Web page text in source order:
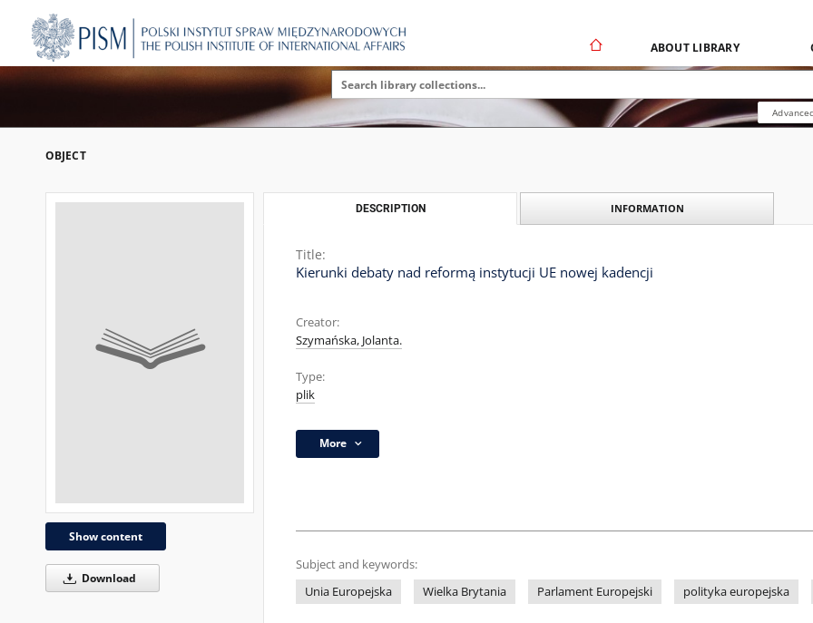
ABOUT LIBRARY
OBJECT
Show content
Download
DESCRIPTION INFORMATION
Title:
Kierunki debaty nad reformą instytucji UE nowej kadencji
Creator:
Szymańska, Jolanta.
Type:
plik
More
Subject and keywords:
Unia Europejska
Wielka Brytania Parlament Europejski polityka europejska